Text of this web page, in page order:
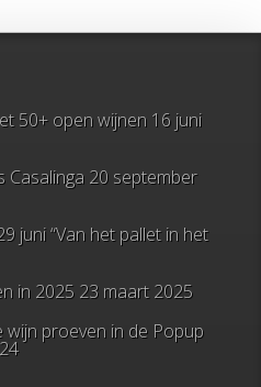
50+ open wijnen 16 juni
Casalinga 20 september
juni “Van het pallet in het
in 2025 23 maart 2025
wijn proeven in de Popup